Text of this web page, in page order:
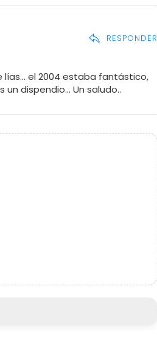
RESPONDER
lías... el 2004 estaba fantástico,
dispendio... Un saludo..